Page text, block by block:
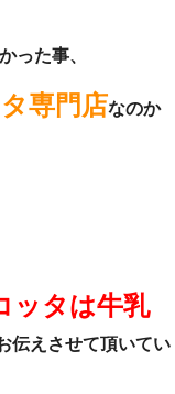
った事、
専門店なのか
ッタは牛乳
伝えさせて頂いてい